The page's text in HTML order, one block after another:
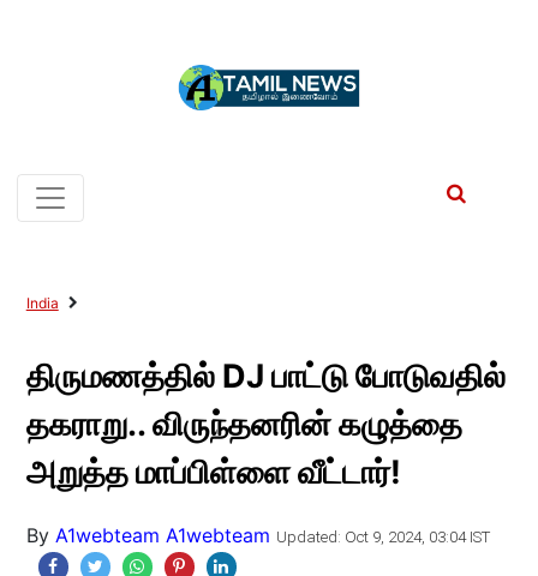
India
திருமணத்தில் DJ பாட்டு போடுவதில்
தகராறு.. விருந்தனரின் கழுத்தை
அறுத்த மாப்பிள்ளை வீட்டார்!
By A1webteam A1webteam Updated: Oct 9, 2024, 03:04 IST